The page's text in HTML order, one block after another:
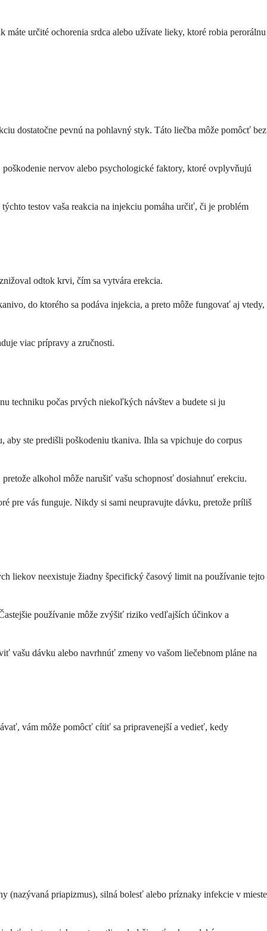
určité ochorenia srdca alebo užívate lieky, ktoré robia perorálnu
dostatočne pevnú na pohlavný styk. Táto liečba môže pomôcť bez
nervov alebo psychologické faktory, ktoré ovplyvňujú
testov vaša reakcia na injekciu pomáha určiť, či je problém
odtok krvi, čím sa vytvára erekcia.
do ktorého sa podáva injekcia, a preto môže fungovať aj vtedy,
viac prípravy a zručnosti.
techniku počas prvých niekoľkých návštev a budete si ju
ste predišli poškodeniu tkaniva. Ihla sa vpichuje do corpus
alkohol môže narušiť vašu schopnosť dosiahnuť erekciu.
pre vás funguje. Nikdy si sami neupravujte dávku, pretože príliš
liekov neexistuje žiadny špecifický časový limit na používanie tejto
používanie môže zvýšiť riziko vedľajších účinkov a
vašu dávku alebo navrhnúť zmeny vo vašom liečebnom pláne na
vám môže pomôcť cítiť sa pripravenejší a vedieť, kedy
(nazývaná priapizmus), silná bolesť alebo príznaky infekcie v mieste